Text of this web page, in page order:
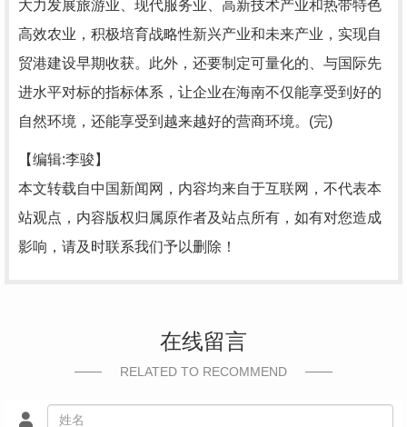
大力发展旅游业、现代服务业、高新技术产业和热带特色
高效农业，积极培育战略性新兴产业和未来产业，实现自
贸港建设早期收获。此外，还要制定可量化的、与国际先
进水平对标的指标体系，让企业在海南不仅能享受到好的
自然环境，还能享受到越来越好的营商环境。(完)
【编辑:李骏】
本文转载自中国新闻网，内容均来自于互联网，不代表本
站观点，内容版权归属原作者及站点所有，如有对您造成
影响，请及时联系我们予以删除！
在线留言
RELATED TO RECOMMEND